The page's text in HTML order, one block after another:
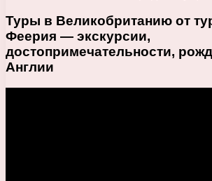
Туры в Великобританию от
Феерия — экскурсии,
достопримечательности,
Англии